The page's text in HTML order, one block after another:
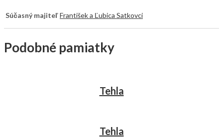
Súčasný majiteľ František a Ľubica Satkovci
Podobné pamiatky
Tehla
Tehla